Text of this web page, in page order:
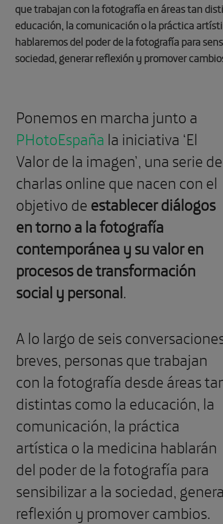
que trabajan con la fotografía en áreas tan
educación, la comunicación o la práctica
hablaremos del poder de la fotografía para
sociedad, generar reflexión y promover
Ponemos en marcha junto a
PHotoEspaña la iniciativa ‘El
Valor de la imagen’, una serie de
charlas online que nacen con el
objetivo deestablecer diálogos
en torno a la fotografía
contemporánea y su valor en
procesos de transformación
social y personal.
A lo largo de seis
breves, personas que trabajan
con la fotografía desde áreas
distintas como la educación, la
comunicación, la práctica
artística o la medicina hablarán
del poder de la fotografía para
sensibilizar a la sociedad,
reflexión y promover cambios.